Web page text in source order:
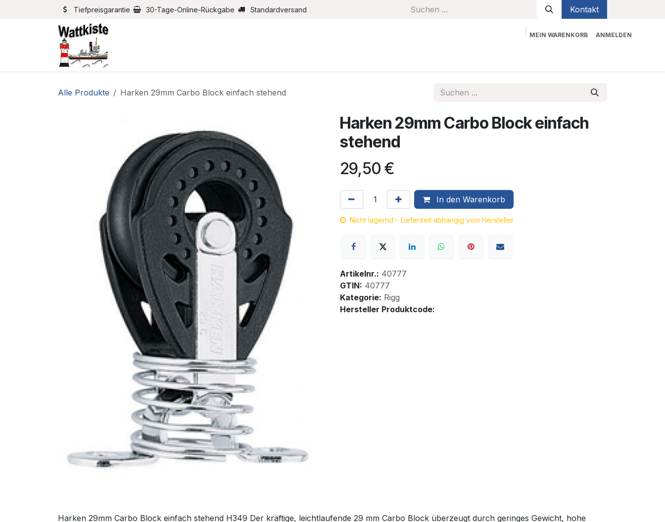
Zum Inhalt springenTiefpreisgarantie 30-Tage-Online-Rückgabe Standardversand Kontakt
MEIN WARENKORB ANMELDEN
Alle Produkte Harken 29mm Carbo Block einfach stehend
Harken 29mm Carbo Block einfach
stehend
29,50 €
In den Warenkorb
Nicht lagernd – Lieferzeit abhängig vom Hersteller
Artikelnr.: 40777
GTIN: 40777
Kategorie: Rigg
Hersteller Produktcode:
Harken 29mm Carbo Block einfach stehend H349 Der kräftige, leichtlaufende 29 mm Carbo Block überzeugt durch geringes Gewicht, hohe